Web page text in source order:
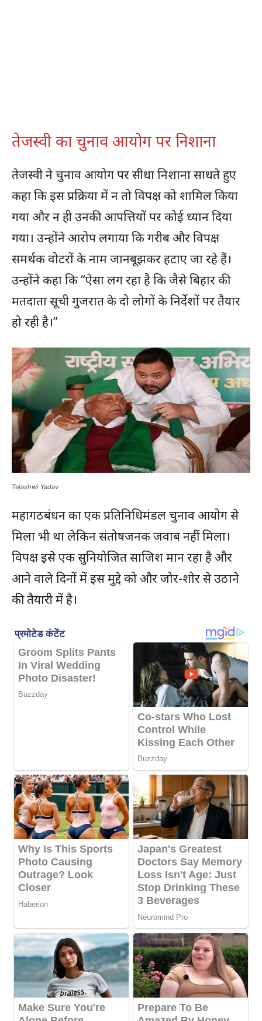
तेजस्वी का चुनाव आयोग पर निशाना
तेजस्वी ने चुनाव आयोग पर सीधा निशाना साधते हुए
कहा कि इस प्रक्रिया में न तो विपक्ष को शामिल किया
गया और न ही उनकी आपत्तियों पर कोई ध्यान दिया
गया। उन्होंने आरोप लगाया कि गरीब और विपक्ष
समर्थक वोटरों के नाम जानबूझकर हटाए जा रहे हैं।
उन्होंने कहा कि “ऐसा लग रहा है कि जैसे बिहार की
मतदाता सूची गुजरात के दो लोगों के निर्देशों पर तैयार
हो रही है।”
Tejashwi Yadav
महागठबंधन का एक प्रतिनिधिमंडल चुनाव आयोग से
मिला भी था लेकिन संतोषजनक जवाब नहीं मिला।
विपक्ष इसे एक सुनियोजित साजिश मान रहा है और
आने वाले दिनों में इस मुद्दे को और जोर-शोर से उठाने
की तैयारी में है।